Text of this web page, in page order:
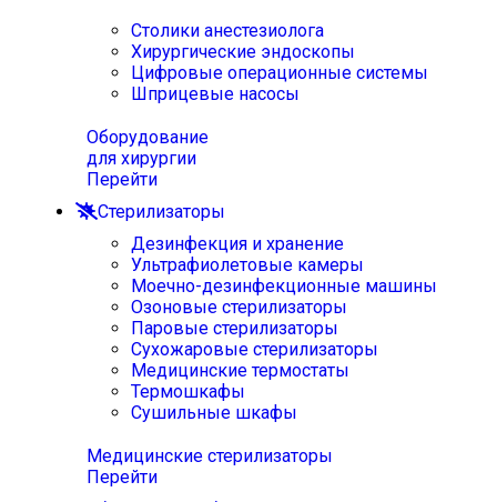
Столики анестезиолога
Хирургические эндоскопы
Цифровые операционные системы
Шприцевые насосы
Оборудование
для хирургии
Перейти
Стерилизаторы
Дезинфекция и хранение
Ультрафиолетовые камеры
Моечно-дезинфекционные машины
Озоновые стерилизаторы
Паровые стерилизаторы
Сухожаровые стерилизаторы
Медицинские термостаты
Термошкафы
Сушильные шкафы
Медицинские стерилизаторы
Перейти